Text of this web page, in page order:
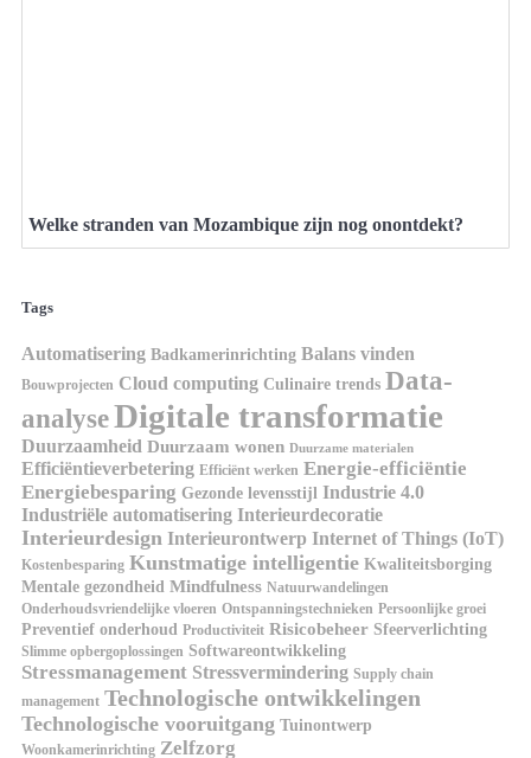
Welke stranden van Mozambique zijn nog onontdekt?
Tags
Automatisering Badkamerinrichting Balans vinden
Bouwprojecten Cloud computing Culinaire trends Data-
analyseDigitale transformatie
Duurzaamheid Duurzaam wonen Duurzame materialen
Efficiëntieverbetering Efficiënt werken Energie-efficiëntie
Energiebesparing Gezonde levensstijl Industrie 4.0
Industriële automatisering Interieurdecoratie
Interieurdesign Interieurontwerp Internet of Things (IoT)
Kostenbesparing Kunstmatige intelligentie Kwaliteitsborging
Mentale gezondheid Mindfulness Natuurwandelingen
Onderhoudsvriendelijke vloeren Ontspanningstechnieken Persoonlijke groei
Preventief onderhoud Productiviteit Risicobeheer Sfeerverlichting
Slimme opbergoplossingen Softwareontwikkeling
Stressmanagement Stressvermindering Supply chain
management Technologische ontwikkelingen
Technologische vooruitgang Tuinontwerp
Woonkamerinrichting Zelfzorg